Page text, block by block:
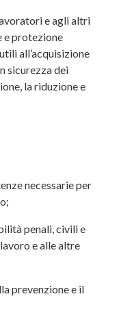
e
e
per
ruolo di datore di
di lavoro e
aziendale;
e agli altri
e protezione
all’acquisizione
sicurezza dei
la riduzione e
necessarie per
penali, civili e
e alle altre
prevenzione e il